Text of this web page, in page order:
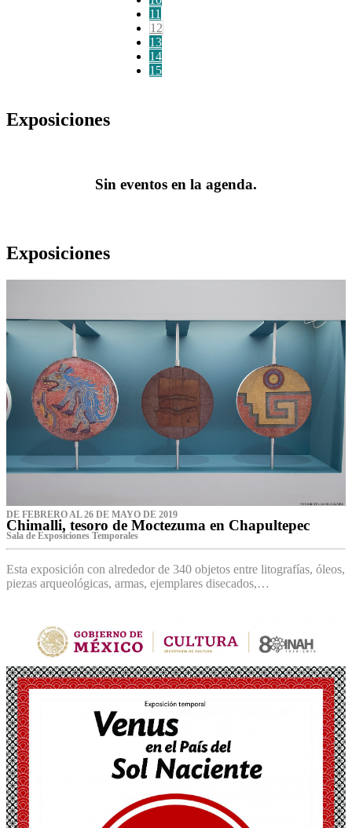
11
12
13
14
15
Exposiciones
Sin eventos en la agenda.
Exposiciones
DE FEBRERO AL 26 DE MAYO DE 2019
Chimalli, tesoro de Moctezuma en Chapultepec
Sala de Exposiciones Temporales
Esta exposición con alrededor de 340 objetos entre litografías, óleos,
piezas arqueológicas, armas, ejemplares disecados,…